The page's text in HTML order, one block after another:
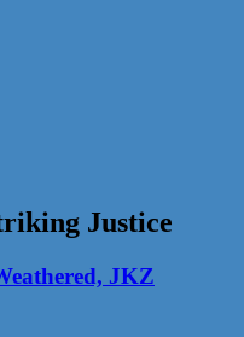
Justice
JKZ